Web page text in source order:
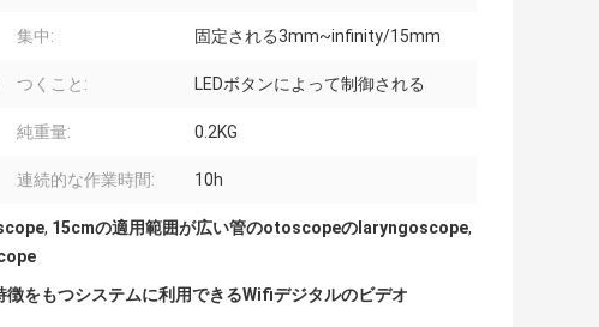
集中: 固定される3mm~infinity/15mm
つくこと: LEDボタンによって制御される
純重量: 0.2KG
連続的な作業時間: 10h
, 15cmの適用範囲が広い管のotoscopeのlaryngoscope,
をもつシステムに利用できるWifiデジタルのビデオ